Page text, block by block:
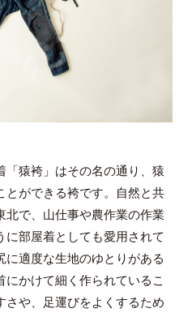
「猿袴」はその名の通り、猿
とができる袴です。自然と共
北で、山仕事や農作業の作業
部屋着としても愛用されて
に適度な生地のゆとりがある
にかけて細く作られているこ
さや、足運びをよくするため